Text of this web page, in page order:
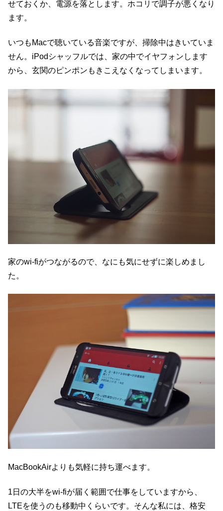
せておくか、電源を落とします。ホコリで調子が悪くなり
ます。
いつもMacで聴いている音楽ですが、掃除中はきいていま
せん。iPodシャッフルでは、家の中でイヤフォンします
から、玄関のピンポンもきこえなくなってしまいます。
家のwi-fiがつながるので、なにも気にせずに楽しめまし
た。
MacBookAirよりも気軽に持ち運べます。
1日の大半をwi-fiが届く範囲で仕事をしていますから、
LTEを使うのも移動中くらいです。そんな私には、格安